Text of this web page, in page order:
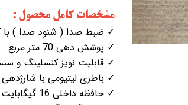
مشخصات کامل محصول :
✓ ضبط صدا ( شنود صدا ) با کیفیت
✓ پوشش دهی 70 متر مربع
✓ قابلیت نویز کنسلینگ و
✓ باطری لیتیومی با
✓ حافظه داخلی 16 گیگابایت